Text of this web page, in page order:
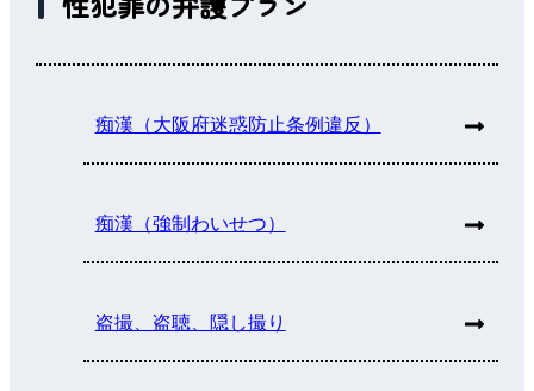
痴漢（大阪府迷惑防止条例違反）
痴漢（強制わいせつ）
盗撮、盗聴、隠し撮り